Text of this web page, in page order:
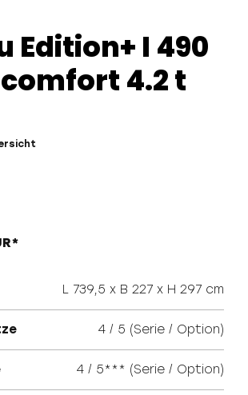
Edition+ I 490
comfort 4.2 t
L 739,5 x B 227 x H 297 cm
4 / 5 (Serie / Option)
4 / 5*** (Serie / Option)